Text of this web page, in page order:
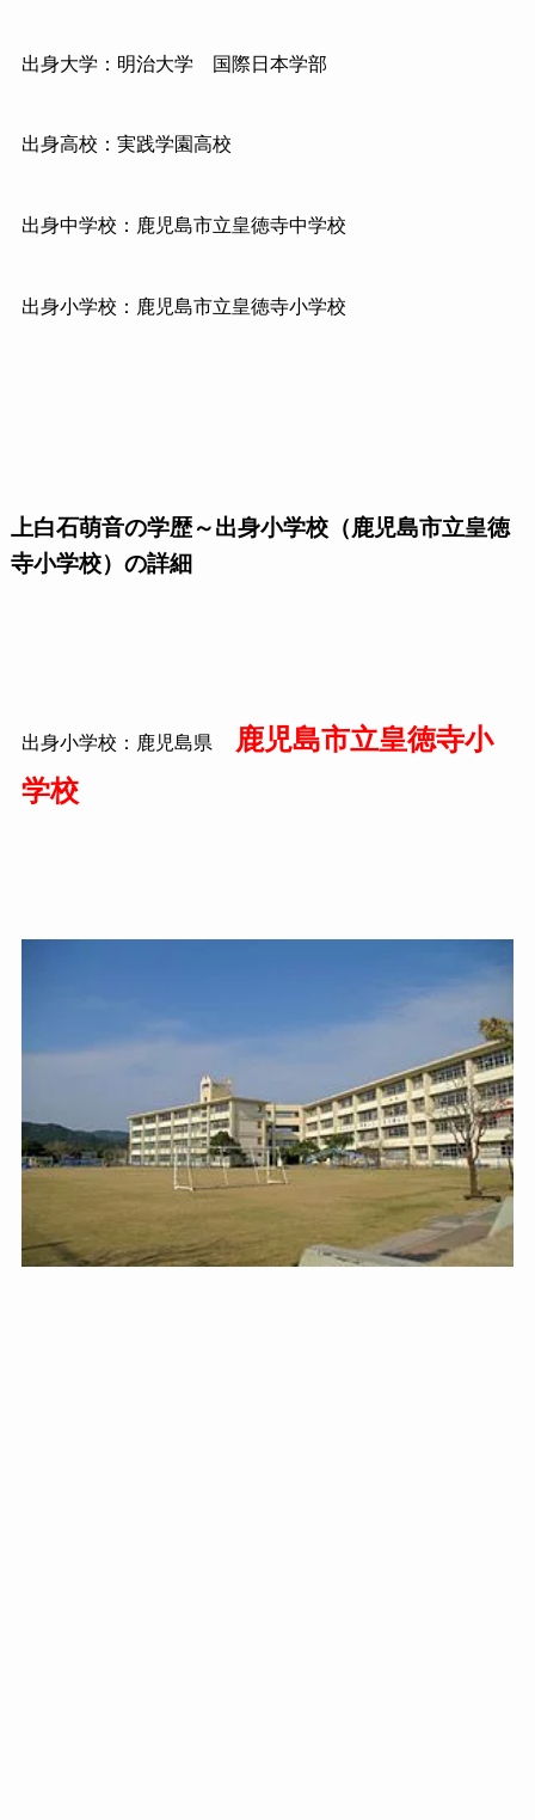
出身大学：明治大学 国際日本学部
出身高校：実践学園高校
出身中学校：鹿児島市立皇徳寺中学校
出身小学校：鹿児島市立皇徳寺小学校
上白石萌音の学歴～出身小学校（鹿児島市立皇徳
寺小学校）の詳細
出身小学校：鹿児島県
鹿児島市立皇徳寺小
学校